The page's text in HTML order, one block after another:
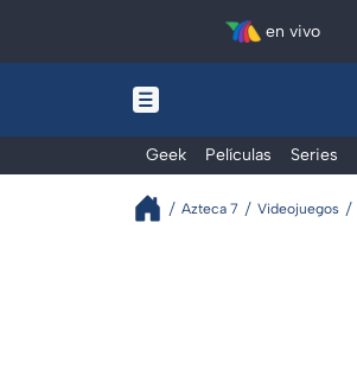
en vivo
Geek Películas Series
Azteca 7 Videojuegos